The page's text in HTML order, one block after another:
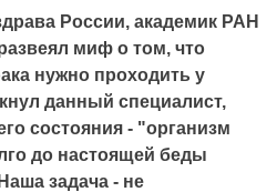
России, академик РАН
миф о том, что
нужно проходить у
данный специалист,
состояния - "организм
до настоящей беды
задача - не